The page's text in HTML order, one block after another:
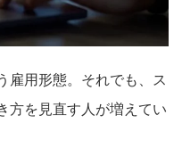
雇用形態。それでも、ス
方を見直す人が増えてい